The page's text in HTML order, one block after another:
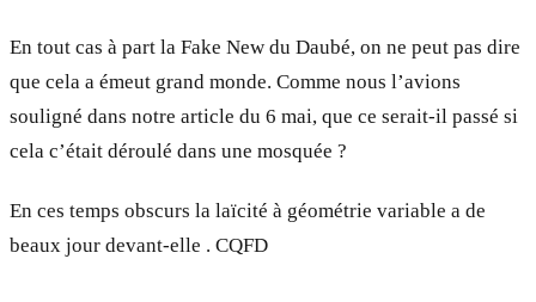
En tout cas à part la Fake New du Daubé, on ne peut pas dire
que cela a émeut grand monde. Comme nous l’avions
souligné dans notre article du 6 mai, que ce serait-il passé si
cela c’était déroulé dans une mosquée ?
En ces temps obscurs la laïcité à géométrie variable a de
beaux jour devant-elle . CQFD